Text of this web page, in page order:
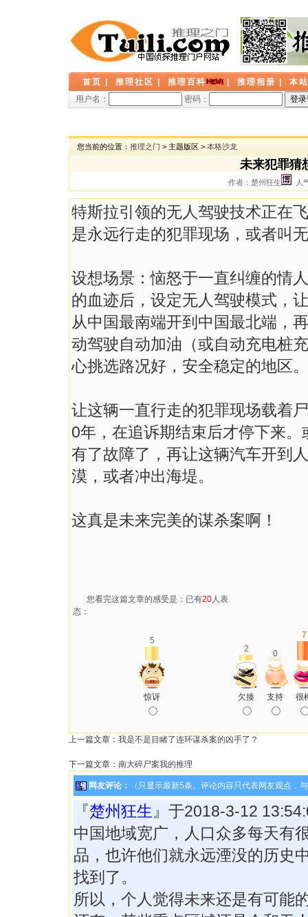
首页 推理社区 推理百科 推理相册
本
用户名：
密码：
您当前的位置： 推理之门 > 主题版区 > 本格沙龙
未来犯罪猜
作者：楚州狂生 人
特斯拉引领的无人驾驶技术正在
是永远行走的犯罪现场，或者叫
设想场景：恼怒于一直纠缠的情
的血迹后，设定无人驾驶模式，
从中国最南端开到中国最北端，
动驾驶自动加油（或自动充电桩
心挑选路况好，安全稳定的地区。
让这辆一直行走的犯罪现场载着
0年，在追诉期结束后才停下来
有了故障了，再让这辆汽车开到
漠，或者冲出海堤。
这真是未来完美的谋杀案啊！
您看完这篇文章的感受是：已有20人表
态：
5
2
0
7
惊讶 欠揍 支持 很
上一篇文章： 我是不是目睹了连环谋杀案的凶手了？
下一篇文章： 南大碎尸案我的推理
网友评论： （只显示最新5条。评论内容只代表网友观点，
『楚州狂生 』于2018-3-12
中国地域宽广，人口众多每天有
品，也许他们就永远湮没的历史
找到了。
所以，个人觉得未来还是有可能